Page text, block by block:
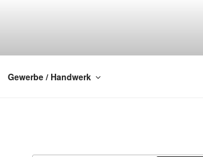
Gewerbe / Handwerk